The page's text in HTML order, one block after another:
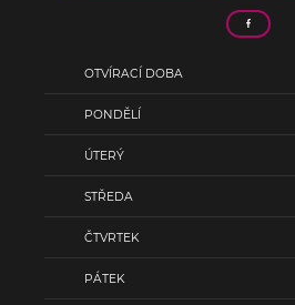
OTVÍRACÍ DOBA
PONDĚLÍ
ÚTERÝ
STŘEDA
ČTVRTEK
PÁTEK